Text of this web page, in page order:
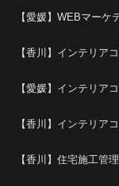
【愛媛】WEBマーケ
【香川】インテリア
【愛媛】インテリア
【香川】インテリア
【香川】住宅施工管